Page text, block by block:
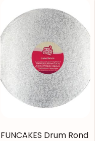
FUNCAKES Drum Rond